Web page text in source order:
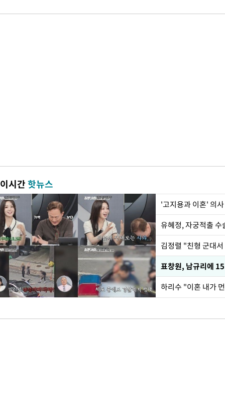
이시간핫뉴스
'고지용과 이혼' 의
유혜정, 자궁적출
김정렬 "친형 군대
하리수 "이혼 내가